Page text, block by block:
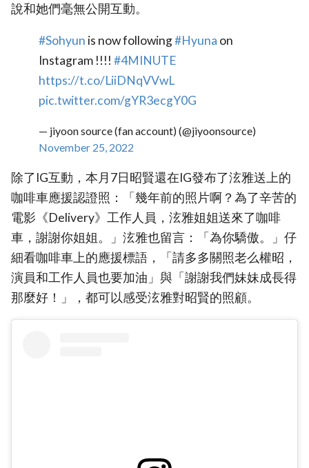
說和她們毫無公開互動。
#Sohyun is now following#Hyuna on
Instagram !!!! #4MINUTE
https://t.co/LiiDNqVVwL
pic.twitter.com/gYR3ecgY0G
— jiyoon source (fan account) (@jiyoonsource)
November 25, 2022
除了IG互動，本月7日昭賢還在IG發布了泫雅送上的
咖啡車應援認證照：「幾年前的照片啊？為了辛苦的
電影《Delivery》工作人員，泫雅姐姐送來了咖啡
車，謝謝你姐姐。」泫雅也留言：「為你驕傲。」仔
細看咖啡車上的應援標語，「請多多關照老么權昭，
演員和工作人員也要加油」與「謝謝我們妹妹成長得
那麼好！」，都可以感受泫雅對昭賢的照顧。